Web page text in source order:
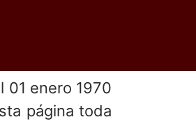
01 enero 1970
página toda